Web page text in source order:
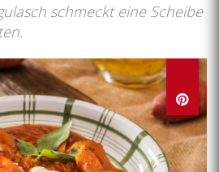
schmeckt eine Scheibe